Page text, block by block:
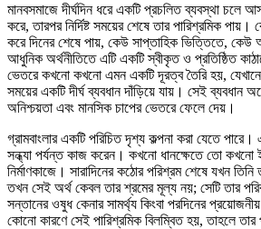
মানবসমাজে দীর্ঘদিন ধরে একটি প্রচলিত ব্যবস্থা
করে, তারপর নির্দিষ্ট সময়ের শেষে তার পারিশ্রমিক
করে দিনের শেষে পায়, কেউ সাপ্তাহিক ভিত্তিতে, কেউ
আধুনিক অর্থনীতিতে এটি একটি স্বীকৃত ও প্রতিষ্ঠিত
ভেতরে কখনো কখনো এমন একটি দূরত্ব তৈরি হয়,
সময়ের একটি দীর্ঘ ব্যবধান দাঁড়িয়ে যায়। সেই ব্যবধান
অনিশ্চয়তা এবং মানসিক চাপের ভেতরে ফেলে দেয়।
গ্রামবাংলার একটি পরিচিত দৃশ্য কল্পনা করা যেতে
সন্ধ্যা পর্যন্ত কাজ করেন। কখনো ধানক্ষেতে তো কখনো
নির্মাণকাজে। সারাদিনের কঠোর পরিশ্রম শেষে যখন তিনি
তখন সেই অর্থ কেবল তার শ্রমের মূল্য নয়; সেটি তার
সন্তানের ওষুধ কেনার সামর্থ্য কিংবা পরদিনের
কোনো কারণে সেই পারিশ্রমিক বিলম্বিত হয়, তাহলে